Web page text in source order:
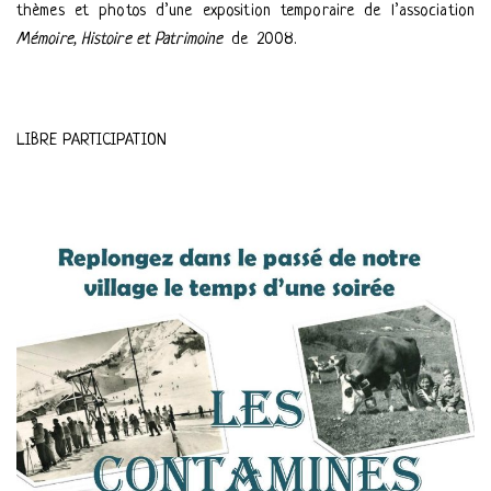
thèmes et photos d’une exposition temporaire de l’association
Mémoire, Histoire et Patrimoinede 2008.
LIBRE PARTICIPATION